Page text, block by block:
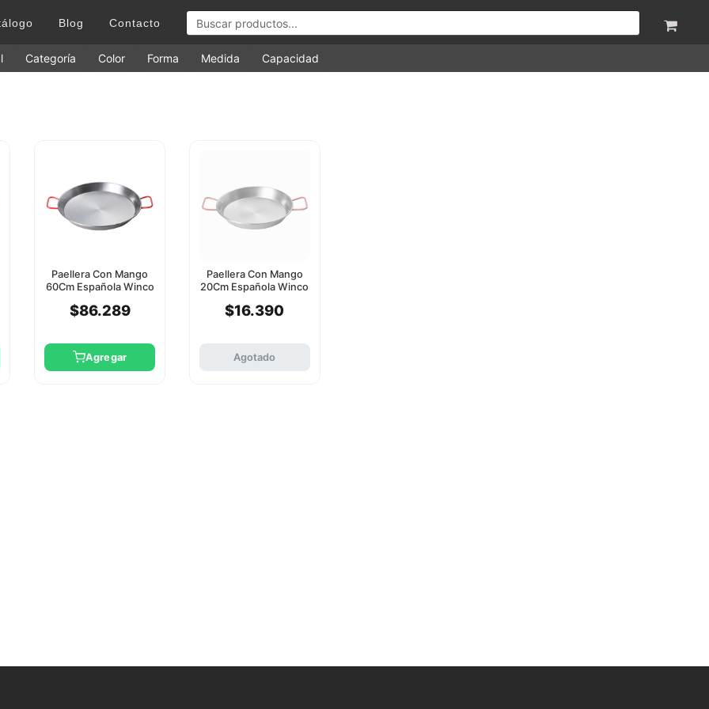
Blog Contacto
Categoría Color Forma Medida Capacidad
Paellera Con Mango
60Cm Española Winco
$86.289
Agregar
Paellera Con Mango
20Cm Española Winco
$16.390
Agotado